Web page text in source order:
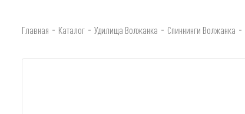
Главная - Каталог - Удилища Волжанка - Спиннинги Волжанка -